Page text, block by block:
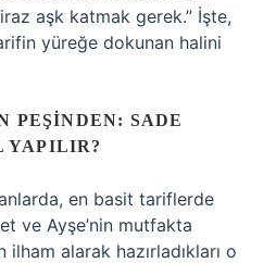
aşk katmak gerek.” İşte,
yüreğe dokunan halini
PEŞINDEN: SADE
YAPILIR?
en basit tariflerde
ve Ayşe’nin mutfakta
ilham alarak hazırladıkları o